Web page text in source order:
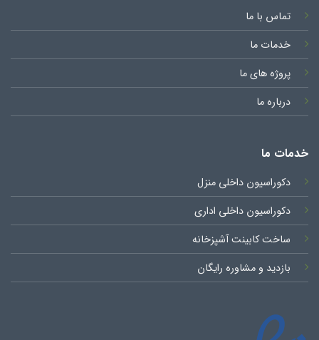
تماس با ما
خدمات ما
پروژه های ما
درباره ما
خدمات ما
دکوراسیون داخلی منزل
دکوراسیون داخلی اداری
ساخت کابینت آشپزخانه
بازدید و مشاوره رایگان